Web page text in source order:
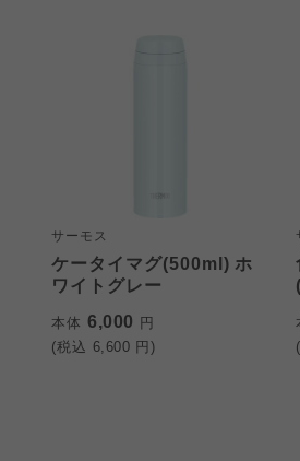
サーモス
ケータイマグ(500ml) ホ
ワイトグレー
本体 6,000 円
(税込 6,600 円)